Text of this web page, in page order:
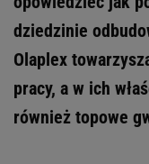
dziedzinie
Olaplex
pracy, a w ich
również topowe